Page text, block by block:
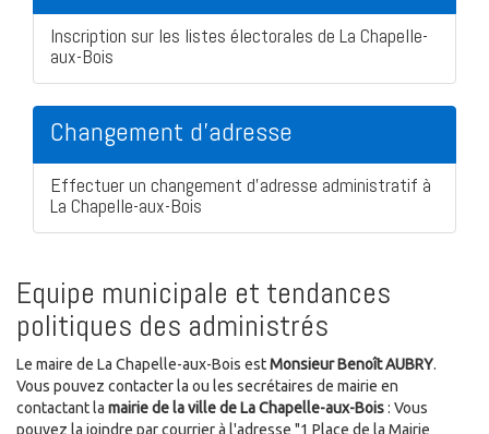
Inscription sur les listes électorales de La Chapelle-
aux-Bois
Changement d'adresse
Effectuer un changement d'adresse administratif à
La Chapelle-aux-Bois
Equipe municipale et tendances
politiques des administrés
Le maire de La Chapelle-aux-Bois estMonsieur Benoît AUBRY.
Vous pouvez contacter la ou les secrétaires de mairie en
contactant la mairie de la ville de La Chapelle-aux-Bois: Vous
pouvez la joindre par courrier à l'adresse "1 Place de la Mairie